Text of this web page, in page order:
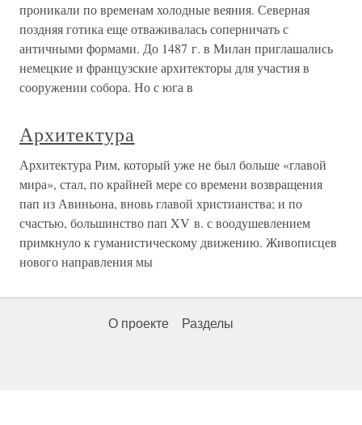
проникали по временам холодные веяния. Северная
поздняя готика еще отваживалась соперничать с
античными формами. До 1487 г. в Милан приглашались
немецкие и французские архитекторы для участия в
сооружении собора. Но с юга в
Архитектура
Архитектура Рим, который уже не был больше «главой
мира», стал, по крайней мере со времени возвращения
пап из Авиньона, вновь главой христианства; и по
счастью, большинство пап XV в. с воодушевлением
примкнуло к гуманистическому движению. Живописцев
нового направления мы
О проекте Разделы